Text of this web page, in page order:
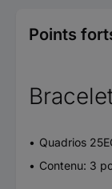
Points
Quadrios
Contenu: 3